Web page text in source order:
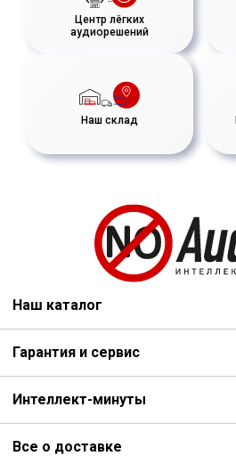
Центр лёгких
аудиорешений
Наш склад
Наш каталог
Гарантия и сервис
Интеллект-минуты
Все о доставке